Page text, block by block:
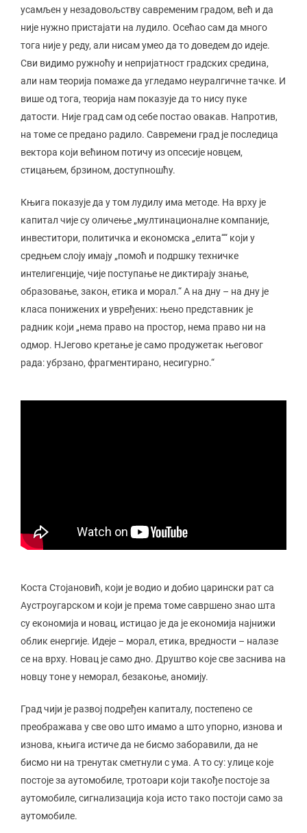
усамљен у незадовољству савременим градом, већ и да
није нужно пристајати на лудило. Осећао сам да много
тога није у реду, али нисам умео да то доведем до идеје.
Сви видимо ружноћу и непријатност градских средина,
али нам теорија помаже да угледамо неуралгичне тачке. И
више од тога, теорија нам показује да то нису пуке
датости. Није град сам од себе постао овакав. Напротив,
на томе се предано радило. Савремени град је последица
вектора који већином потичу из опсесије новцем,
стицањем, брзином, доступношћу.
Књига показује да у том лудилу има методе. На врху је
капитал чије су оличење „мултинационалне компаније,
инвеститори, политичка и економска „елита““ који у
средњем слоју имају „помоћ и подршку техничке
интелигенције, чије поступање не диктирају знање,
образовање, закон, етика и морал.“ А на дну – на дну је
класа понижених и увређених: њено представник је
радник који „нема право на простор, нема право ни на
одмор. НЈегово кретање је само продужетак његовог
рада: убрзано, фрагментирано, несигурно.“
Коста Стојановић, који је водио и добио царински рат са
Аустроугарском и који је према томе савршено знао шта
су економија и новац, истицао је да је економија најнижи
облик енергије. Идеје – морал, етика, вредности – налазе
се на врху. Новац је само дно. Друштво које све заснива на
новцу тоне у неморал, безакоње, аномију.
Град чији је развој подређен капиталу, постепено се
преображава у све ово што имамо а што упорно, изнова и
изнова, књига истиче да не бисмо заборавили, да не
бисмо ни на тренутак сметнули с ума. А то су: улице које
постоје за аутомобиле, тротоари који такође постоје за
аутомобиле, сигнализација која исто тако постоји само за
аутомобиле.